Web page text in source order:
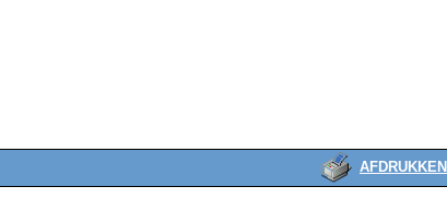
AFDRUKKEN